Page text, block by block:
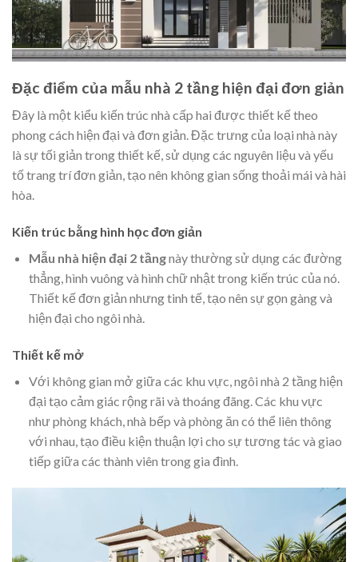
Đặc điểm của mẫu nhà 2 tầng hiện đại đơn giản
Đây là một kiểu kiến trúc nhà cấp hai được thiết kế theo
phong cách hiện đại và đơn giản. Đặc trưng của loại nhà này
là sự tối giản trong thiết kế, sử dụng các nguyên liệu và yếu
tố trang trí đơn giản, tạo nên không gian sống thoải mái và hài
hòa.
Kiến trúc bằng hình học đơn giản
Mẫu nhà hiện đại 2 tầngnày thường sử dụng các đường
thẳng, hình vuông và hình chữ nhật trong kiến trúc của nó.
Thiết kế đơn giản nhưng tinh tế, tạo nên sự gọn gàng và
hiện đại cho ngôi nhà.
Thiết kế mở
Với không gian mở giữa các khu vực, ngôi nhà 2 tầng hiện
đại tạo cảm giác rộng rãi và thoáng đãng. Các khu vực
như phòng khách, nhà bếp và phòng ăn có thể liên thông
với nhau, tạo điều kiện thuận lợi cho sự tương tác và giao
tiếp giữa các thành viên trong gia đình.